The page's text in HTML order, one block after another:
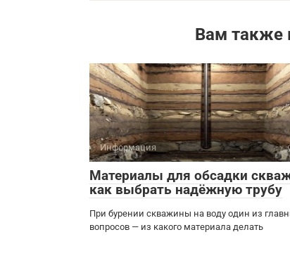
Вам также
Информация
Материалы для обсадки
как выбрать надёжную трубу
При бурении скважины на воду один из
вопросов — из какого материала делать